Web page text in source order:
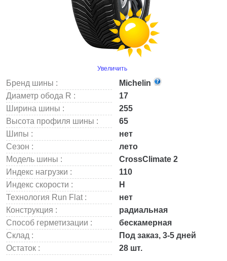
Увеличить
Бренд шины :
Michelin
Диаметр обода R :
17
Ширина шины :
255
Высота профиля шины :
65
Шипы :
нет
Сезон :
лето
Модель шины :
CrossClimate 2
Индекс нагрузки :
110
Индекс скорости :
H
Технология Run Flat :
нет
Конструкция :
радиальная
Способ герметизации :
бескамерная
Склад :
Под заказ, 3-5 дней
Остаток :
28 шт.